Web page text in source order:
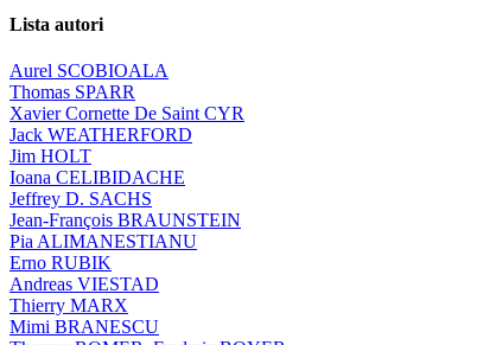
Lista autori
Aurel SCOBIOALA
Thomas SPARR
Xavier Cornette De Saint CYR
Jack WEATHERFORD
Jim HOLT
Ioana CELIBIDACHE
Jeffrey D. SACHS
Jean-François BRAUNSTEIN
Pia ALIMANESTIANU
Erno RUBIK
Andreas VIESTAD
Thierry MARX
Mimi BRANESCU